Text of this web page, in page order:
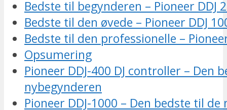
Bedste til begynderen – Pioneer DDJ
Bedste til den øvede – Pioneer DDJ
Bedste til den professionelle – Pioneer
Opsumering
Pioneer DDJ-400 DJ controller – Den
nybegynderen
Pioneer DDJ-1000 – Den bedste til